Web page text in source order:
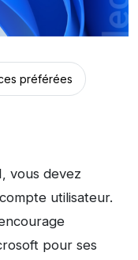
préférées
vous devez
utilisateur.
pour ses